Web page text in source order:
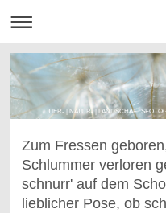
TIER- | NATUR- |
Zum Fressen
Schlummer verloren
schnurr' auf dem
lieblicher Pose, ob